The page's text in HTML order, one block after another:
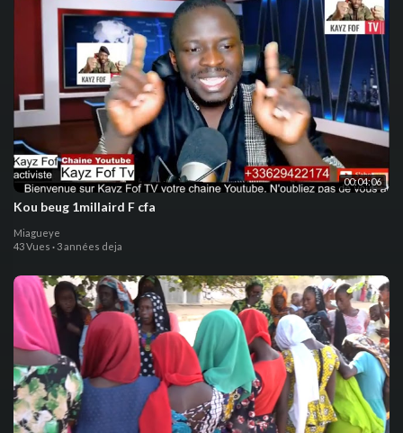
00:04:06
Kou beug 1millaird F cfa
Miagueye
43 Vues · 3 années deja